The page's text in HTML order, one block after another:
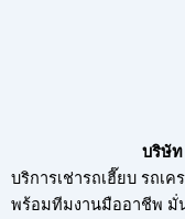
บริษัท
บริการเช่ารถเฮี๊ยบ รถเ
พร้อมทีมงานมืออาชีพ มั่